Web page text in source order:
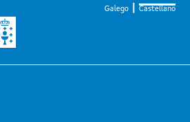
Galego Castellano